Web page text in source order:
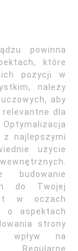
powinna
które
pozycji w
należy
aby
dla
najlepszymi
użycie
budowanie
do Twojej
w oczach
o aspektach
strony
wpływ na
Regularne